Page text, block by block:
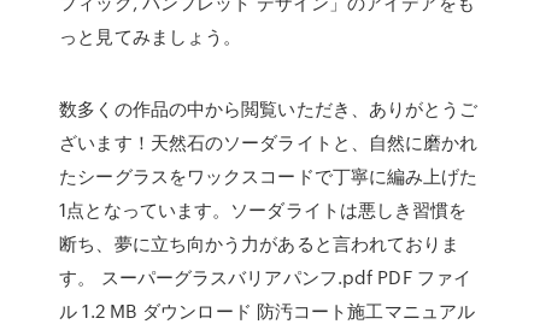
っと見てみましょう。
数多くの作品の中から閲覧いただき、ありがとうご
ざいます！天然石のソーダライトと、自然に磨かれ
たシーグラスをワックスコードで丁寧に編み上げた
1点となっています。ソーダライトは悪しき習慣を
断ち、夢に立ち向かう力があると言われておりま
す。 スーパーグラスバリアパンフ.pdf PDF ファイ
ル 1.2 MB ダウンロード 防汚コート施工マニュアル